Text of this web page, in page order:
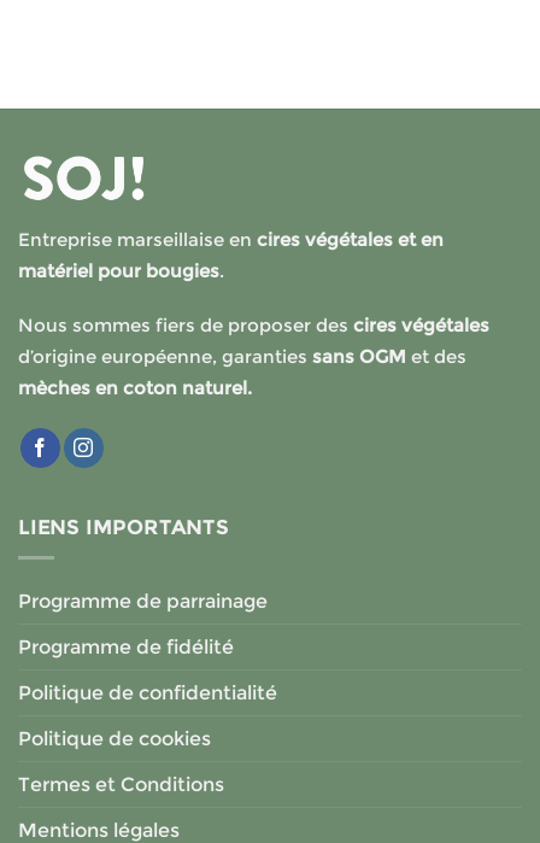
Entreprise marseillaise en cires végétales et en
matériel pour bougies.
Nous sommes fiers de proposer des cires végétales
d’origine européenne, garanties sans OGM et des
mèches en coton naturel.
LIENS IMPORTANTS
Programme de parrainage
Programme de fidélité
Politique de confidentialité
Politique de cookies
Termes et Conditions
Mentions légales